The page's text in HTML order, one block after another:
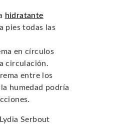
hidratante
pies todas las
en círculos
circulación.
entre los
humedad podría
Serbout